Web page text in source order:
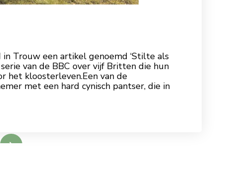
Trouw een artikel genoemd ‘Stilte als
van de BBC over vijf Britten die hun
het kloosterleven.Een van de
met een hard cynisch pantser, die in